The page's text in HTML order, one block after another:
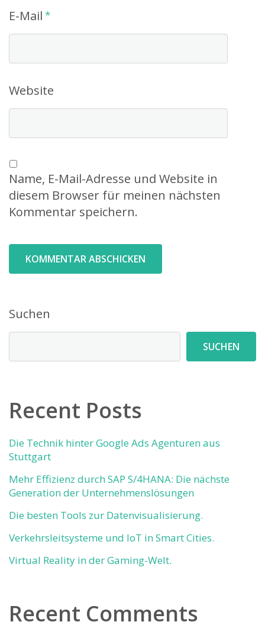
E-Mail *
Website
Name, E-Mail-Adresse und Website in
diesem Browser für meinen nächsten
Kommentar speichern.
Suchen
SUCHEN
Recent Posts
Die Technik hinter Google Ads Agenturen aus
Stuttgart
Mehr Effizienz durch SAP S/4HANA: Die nächste
Generation der Unternehmenslösungen
Die besten Tools zur Datenvisualisierung.
Verkehrsleitsysteme und IoT in Smart Cities.
Virtual Reality in der Gaming-Welt.
Recent Comments